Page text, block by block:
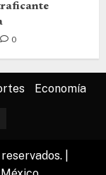
0
Economía